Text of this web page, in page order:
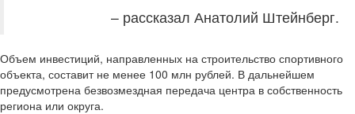
– рассказал Анатолий Штейнберг.
Объем инвестиций, направленных на строительство спортивного
объекта, составит не менее 100 млн рублей. В дальнейшем
предусмотрена безвозмездная передача центра в собственность
региона или округа.